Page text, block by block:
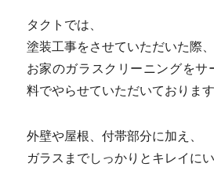
タクトでは、
塗装工事をさせていただいた際、
お家のガラスクリーニングをサ
料でやらせていただいております
外壁や屋根、付帯部分に加え、
ガラスまでしっかりとキレイに